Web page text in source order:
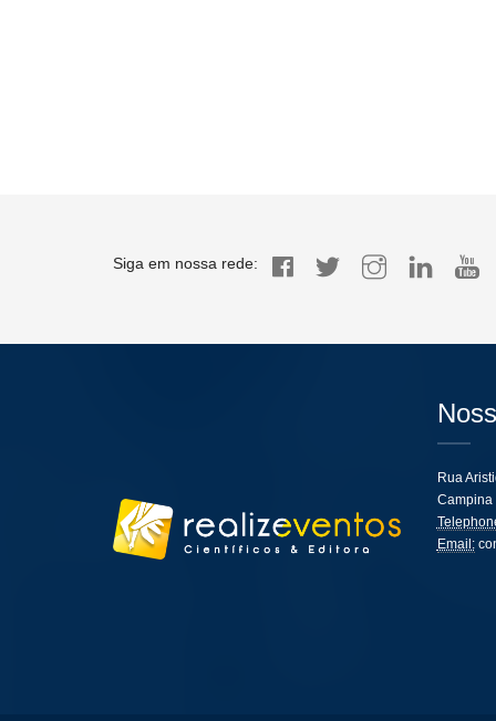
Siga em nossa rede:
Rua
Campina
Email: